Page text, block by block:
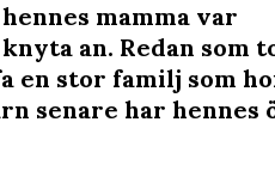
mamma var
an. Redan som
en stor familj som
senare har hennes